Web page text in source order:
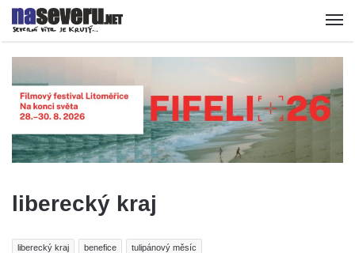
liberecký kraj
liberecký kraj benefice tulipánový měsíc